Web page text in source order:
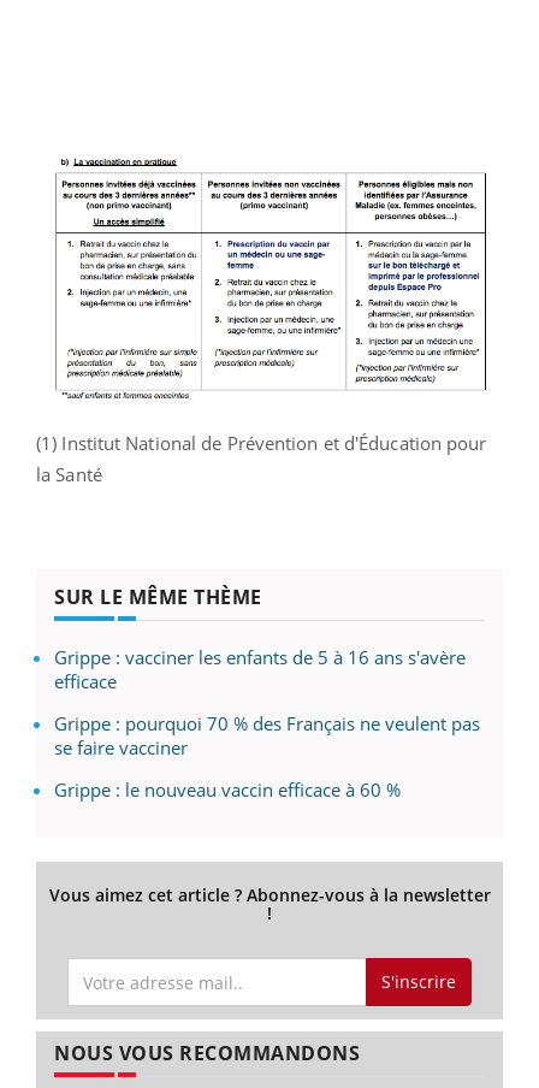
(1) Institut National de Prévention et d'Éducation pour
la Santé
SUR LE MÊME THÈME
Grippe : vacciner les enfants de 5 à 16 ans s'avère
efficace
Grippe : pourquoi 70 % des Français ne veulent pas
se faire vacciner
Grippe : le nouveau vaccin efficace à 60 %
Vous aimez cet article ? Abonnez-vous à la newsletter
!
S'inscrire
NOUS VOUS RECOMMANDONS